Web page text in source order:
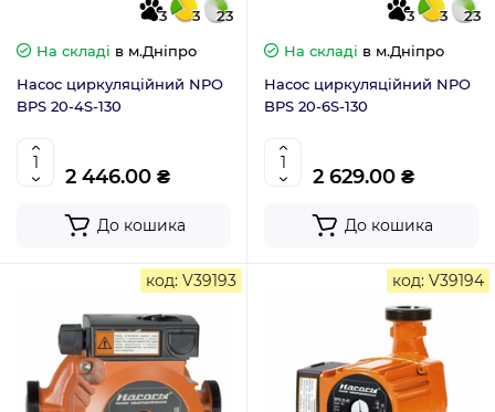
3 3
23
На складі в м.Дніпро
Насос циркуляційний NPO
BPS 20-4S-130
2 446.00 ₴
До кошика
3 3
23
На складі в м.Дніпро
Насос циркуляційний NPO
BPS 20-6S-130
2 629.00 ₴
До кошика
код: V39193 код: V39194